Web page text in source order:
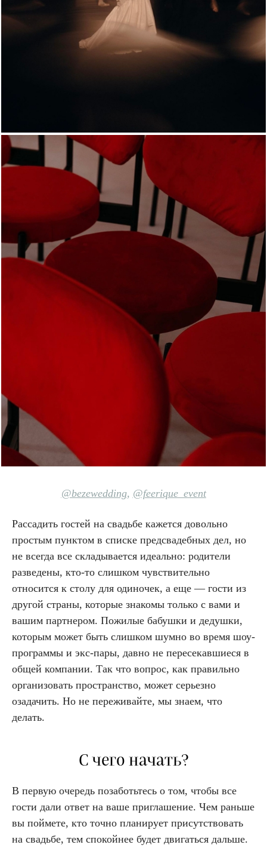
@bezewedding, @feerique_event
Рассадить гостей на свадьбе кажется довольно
простым пунктом в списке предсвадебных дел, но
не всегда все складывается идеально: родители
разведены, кто-то слишком чувствительно
относится к столу для одиночек, а еще — гости из
другой страны, которые знакомы только с вами и
вашим партнером. Пожилые бабушки и дедушки,
которым может быть слишком шумно во время шоу-
программы и экс-пары, давно не пересекавшиеся в
общей компании. Так что вопрос, как правильно
организовать пространство, может серьезно
озадачить. Но не переживайте, мы знаем, что
делать.
С чего начать?
В первую очередь позаботьтесь о том, чтобы все
гости дали ответ на ваше приглашение. Чем раньше
вы поймете, кто точно планирует присутствовать
на свадьбе, тем спокойнее будет двигаться дальше.